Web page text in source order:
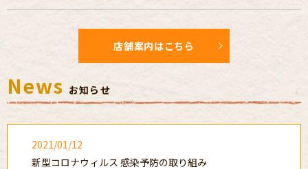
店舗案内はこちら
News お知らせ
2021/01/12
新型コロナウィルス 感染予防の取り組み